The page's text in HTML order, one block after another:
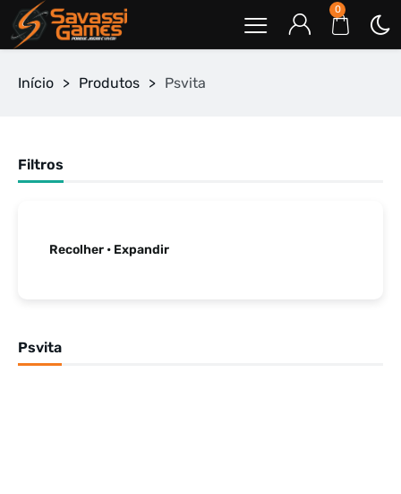
0
Início > Produtos > Psvita
Psvita
Filtros
Recolher • Expandir